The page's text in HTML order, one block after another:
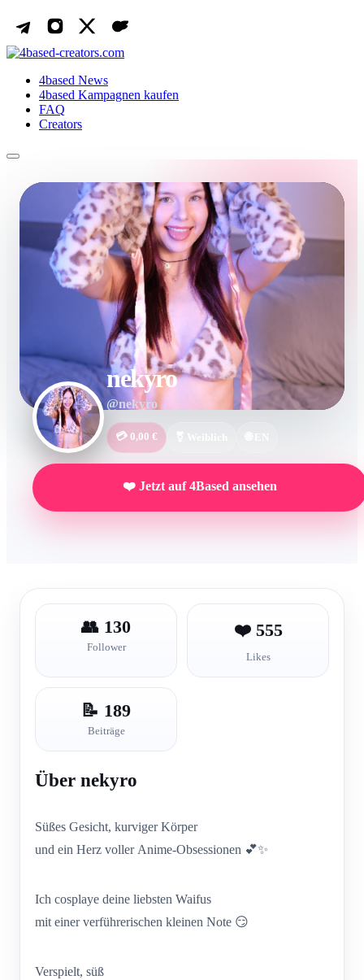
4based News
4based Kampagnen kaufen
FAQ
Creators
nekyro
@nekyro
💳 0,00 €
❤️ Jetzt auf 4Based ansehen
👥 130
Follower
❤️ 555
Likes
📝 189
Beiträge
Über nekyro
Süßes Gesicht, kurviger Körper
und ein Herz voller Anime-Obsessionen 💕✨
Ich cosplaye deine liebsten Waifus
mit einer verführerischen kleinen Note 😏
Verspielt, süß